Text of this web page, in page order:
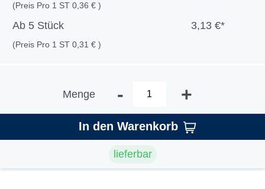
(Preis Pro 1 ST 0,36 € )
Ab 5 Stück 3,13 €*
(Preis Pro 1 ST 0,31 € )
Menge - +
In den Warenkorb
lieferbar